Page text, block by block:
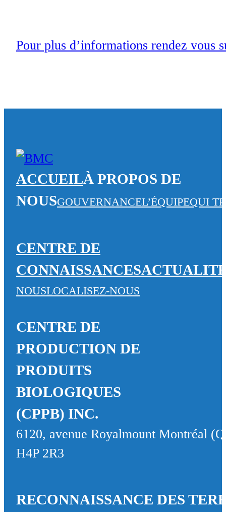
Pour plus d’informations rendez vous
ACCUEILÀ PROPOS DE
NOUSGOUVERNANCEL’ÉQUIPEQUI
CENTRE DE
CONNAISSANCES
NOUSLOCALISEZ-NOUS
CENTRE DE
PRODUCTION DE
PRODUITS
BIOLOGIQUES
(CPPB) INC.
6120, avenue Royalmount Montréal
H4P 2R3
RECONNAISSANCE DES